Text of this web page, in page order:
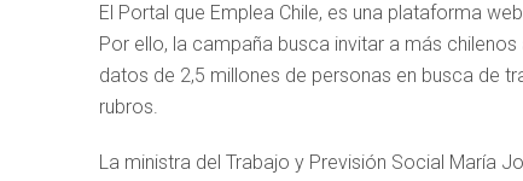
El Portal que Emplea Chile, es una plataforma
Por ello, la campaña busca invitar a más
datos de 2,5 millones de personas en busca de
rubros.
La ministra del Trabajo y Previsión Social María